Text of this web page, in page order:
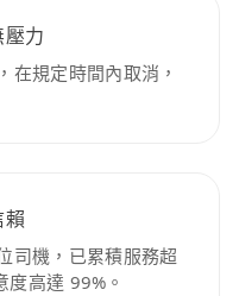
力
在規定時間內取消，
賴
司機，已累積服務超
高達 99%。